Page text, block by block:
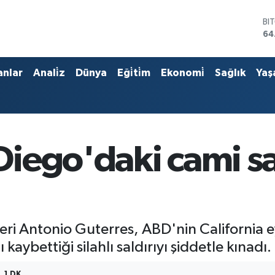
Anali̇z Dünya Eği̇ti̇m Ekonomi̇ Sağlık
cami
Antonio Guterres, ABD'nin California
silahlı saldırıyı şiddetle kınadı.